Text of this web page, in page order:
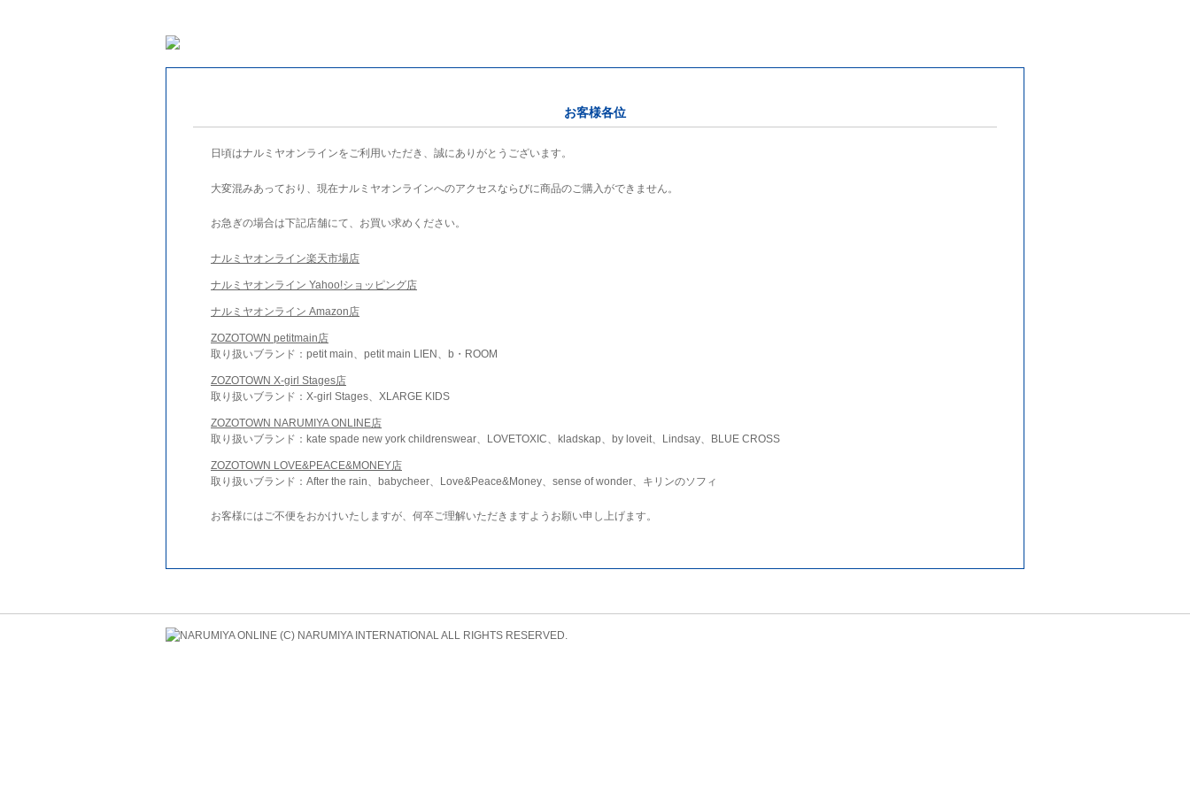
お客様各位
日頃はナルミヤオンラインをご利用いただき、誠にありがとうございます。
大変混みあっており、現在ナルミヤオンラインへのアクセスならびに商品のご購入ができません。
お急ぎの場合は下記店舗にて、お買い求めください。
ナルミヤオンライン楽天市場店
ナルミヤオンライン Yahoo!ショッピング店
ナルミヤオンライン Amazon店
ZOZOTOWN petitmain店
取り扱いブランド：petit main、petit main LIEN、b・ROOM
ZOZOTOWN X-girl Stages店
取り扱いブランド：X-girl Stages、XLARGE KIDS
ZOZOTOWN NARUMIYA ONLINE店
取り扱いブランド：kate spade new york childrenswear、LOVETOXIC、kladskap、by loveit、Lindsay、BLUE CROSS
ZOZOTOWN LOVE&PEACE&MONEY店
取り扱いブランド：After the rain、babycheer、Love&Peace&Money、sense of wonder、キリンのソフィ
お客様にはご不便をおかけいたしますが、何卒ご理解いただきますようお願い申し上げます。